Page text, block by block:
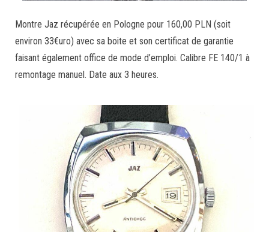
Montre Jaz récupérée en Pologne pour 160,00 PLN (soit
environ 33€uro) avec sa boite et son certificat de garantie
faisant également office de mode d’emploi. Calibre FE 140/1 à
remontage manuel. Date aux 3 heures.